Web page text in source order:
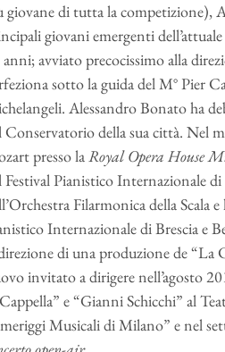
giovane di tutta la competizione),
giovani emergenti
anni; avviato precocissimo alla
sotto la guida del M° Pier
Alessandro Bonato ha
Conservatorio della sua città. Nel
presso laRoyal Opera House
Festival Pianistico Internazionale di
Filarmonica della Scala
Internazionale di Brescia e
di una produzione de “La
invitato a dirigere nell’agosto
e “Gianni Schicchi” al
Musicali di Milano” e nel